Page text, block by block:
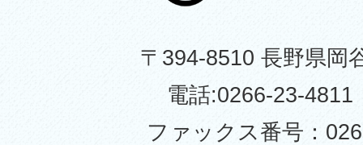
〒394-8510 長野県岡
電話:0266-23-4811
ファックス番号：